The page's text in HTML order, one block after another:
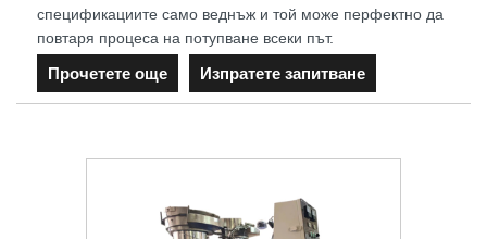
спецификациите само веднъж и той може перфектно да
повтаря процеса на потупване всеки път.
Прочетете още Изпратете запитване